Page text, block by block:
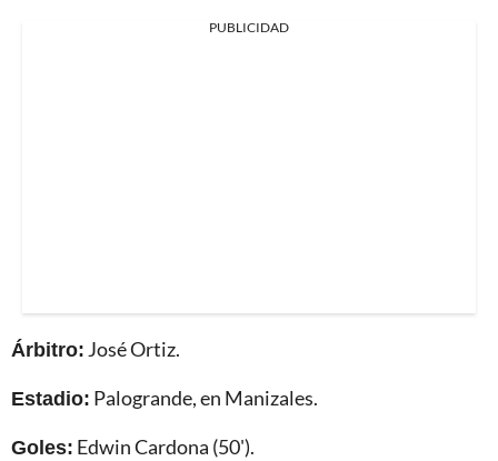
PUBLICIDAD
Árbitro: José Ortiz.
Estadio: Palogrande, en Manizales.
Goles: Edwin Cardona (50').